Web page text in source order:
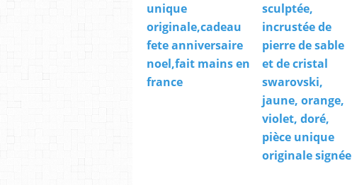
unique
originale,cadeau
fete anniversaire
noel,fait mains en
france
sculptée,
incrustée de
pierre de sable
et de cristal
swarovski,
jaune, orange,
violet, doré,
pièce unique
originale signée